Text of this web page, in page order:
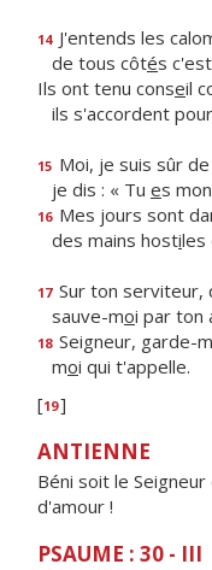
14 J'entends les
de tous côtés
Ils ont tenu conseil
ils s'accordent
15 Moi, je suis sûr
je dis : « Tu es
16 Mes jours sont
des mains hostiles
17 Sur ton serviteur,
sauve-moi par ton
18 Seigneur, garde-m
moi qui t'appelle.
[19]
ANTIENNE
Béni soit le
d'amour !
PSAUME : 30 - III